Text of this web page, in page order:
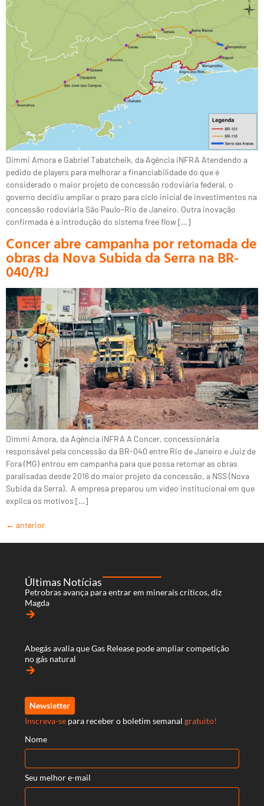
Dimmi Amora e Gabriel Tabatcheik, da Agência iNFRA Atendendo a
pedido de players para melhorar a financiabilidade do que é
considerado o maior projeto de concessão rodoviária federal, o
governo decidiu ampliar o prazo para ciclo inicial de investimentos na
concessão rodoviária São Paulo-Rio de Janeiro. Outra inovação
confirmada é a introdução do sistema free flow […]
Concer abre campanha por retomada de
obras da Nova Subida da Serra na BR-
040/RJ
Dimmi Amora, da Agência iNFRA A Concer, concessionária
responsável pela concessão da BR-040 entre Rio de Janeiro e Juiz de
Fora (MG) entrou em campanha para que possa retomar as obras
paralisadas desde 2016 do maior projeto da concessão, a NSS (Nova
Subida da Serra). A empresa preparou um vídeo institucional em que
explica os motivos […]
← anterior
Últimas Notícias
Petrobras avança para entrar em minerais críticos, diz
Magda
arrow_forward
Abegás avalia que Gas Release pode ampliar competição
no gás natural
arrow_forward
Newsletter
Inscreva-se para receber o boletim semanal gratuito!
Nome
Seu melhor e-mail